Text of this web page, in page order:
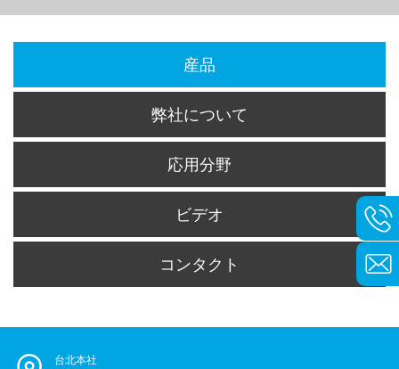
産品
弊社について
応用分野
ビデオ
コンタクト
台北本社